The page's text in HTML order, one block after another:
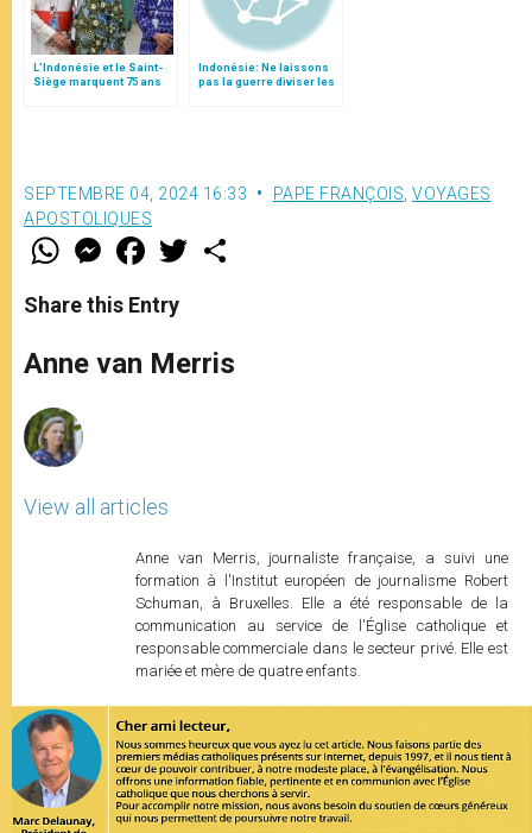
L’Indonésie et le Saint-
Siège marquent 75 ans
Indonésie: Ne laissons
pas la guerre diviser les
SEPTEMBRE 04, 2024 16:33 PAPE FRANÇOIS VOYAGES
APOSTOLIQUES
W
t
s
p
p
M
e
s
e
g
e
F
a
e
b
o
k
w
r
Share this Entry
Anne van Merris
View all articles
Anne van Merris, journaliste française, a suivi une
formation à l'Institut européen de journalisme Robert
Schuman, à Bruxelles. Elle a été responsable de la
communication au service de l'Église catholique et
responsable commerciale dans le secteur privé. Elle est
mariée et mère de quatre enfants.